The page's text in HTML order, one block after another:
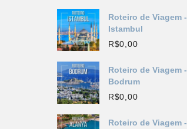
Roteiro de Viagem -
Istambul
R$0,00
Roteiro de Viagem -
Bodrum
R$0,00
Roteiro de Viagem -